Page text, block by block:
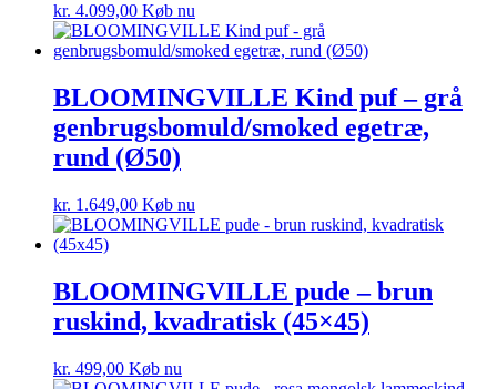
kr. 4.099,00 Køb nu
BLOOMINGVILLE Kind puf – grå
genbrugsbomuld/smoked egetræ,
rund (Ø50)
kr. 1.649,00 Køb nu
BLOOMINGVILLE pude – brun
ruskind, kvadratisk (45×45)
kr. 499,00 Køb nu